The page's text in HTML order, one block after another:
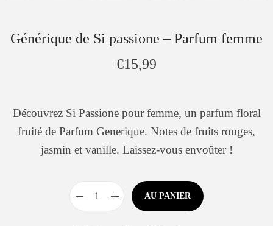
Générique de Si passione – Parfum femme
€15,99
Découvrez Si Passione pour femme, un parfum floral
fruité de Parfum Generique. Notes de fruits rouges,
jasmin et vanille. Laissez-vous envoûter !
AU PANIER